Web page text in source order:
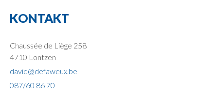
KONTAKT
Chaussée de Liège 258
4710 Lontzen
david@defaweux.be
087/60 86 70